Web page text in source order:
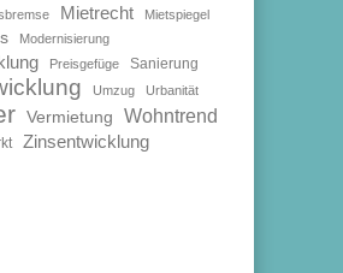
Mietrecht Mietspiegel
Modernisierung
Preisgefüge Sanierung
Umzug Urbanität
Vermietung Wohntrend
Zinsentwicklung